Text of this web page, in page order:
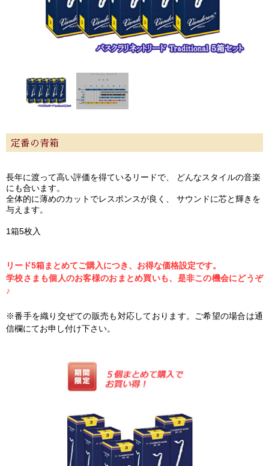
定番の青箱
長年に渡って高い評価を得ているリードで、 どんなスタイルの音楽
にも合います。
全体的に薄めのカットでレスポンスが良く、 サウンドに芯と輝きを
与えます。
1箱5枚入
リード5箱まとめてご購入につき、お得な価格設定です。
学校さまも個人のお客様のおまとめ買いも、是非この機会にどうぞ
♪
※番手を織り交ぜての販売も対応しております。ご希望の場合は通
信欄にてお申し付け下さい。